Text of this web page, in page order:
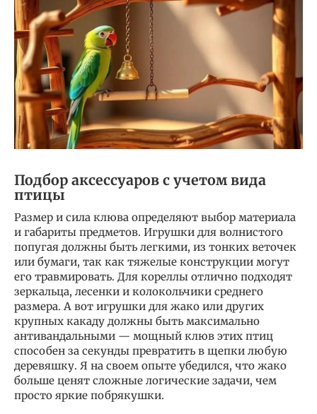
Подбор аксессуаров с учетом вида
птицы
Размер и сила клюва определяют выбор материала
и габариты предметов. Игрушки для волнистого
попугая должны быть легкими, из тонких веточек
или бумаги, так как тяжелые конструкции могут
его травмировать. Для кореллы отлично подходят
зеркальца, лесенки и колокольчики среднего
размера. А вот игрушки для жако или других
крупных какаду должны быть максимально
антивандальными — мощный клюв этих птиц
способен за секунды превратить в щепки любую
деревяшку. Я на своем опыте убедился, что жако
больше ценят сложные логические задачи, чем
просто яркие побрякушки.